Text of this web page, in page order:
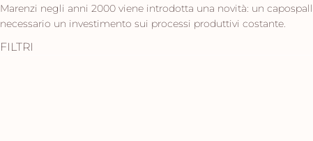
Marenzi negli anni 2000 viene introdotta una novità: un
necessario un investimento sui processi produttivi costante.
FILTRI